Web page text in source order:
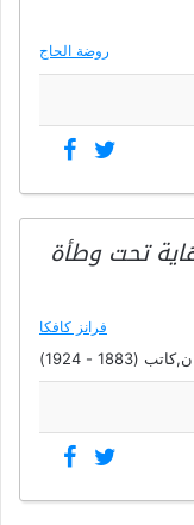
روضة الحاج
تحت وطأة
فرانز كافكا
(1883 - 1924)